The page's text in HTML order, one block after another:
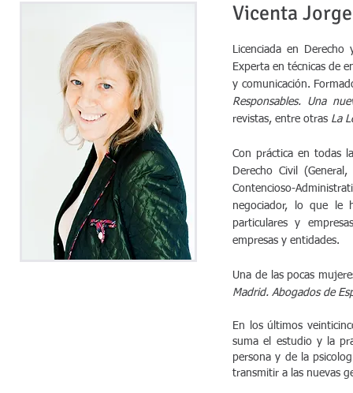
Vicenta
Licenciada en
Experta en técnicas de
y comunicación.
Responsables. Una
revistas, entre otras La
Con práctica en todas
Derecho Civil
Contencioso-
negociador, lo que le
particulares y
empresas y entidades.
Una de las pocas
Madrid. Abogados de
En los últimos
suma el estudio y la
persona y de la
transmitir a las nuevas